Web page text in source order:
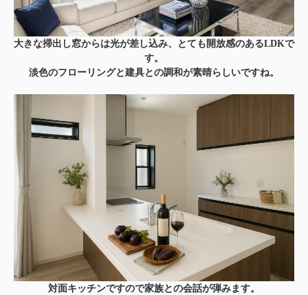
大きな掃出し窓からは光が差し込み、とても開放感のあるLDKで
す。
淡色のフローリングと建具との調和が素晴らしいですね。
対面キッチンですので家族との会話が弾みます。